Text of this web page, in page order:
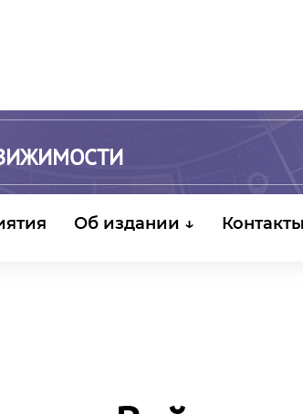
Об издании ↓